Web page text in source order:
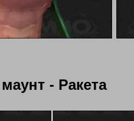
- Ракета